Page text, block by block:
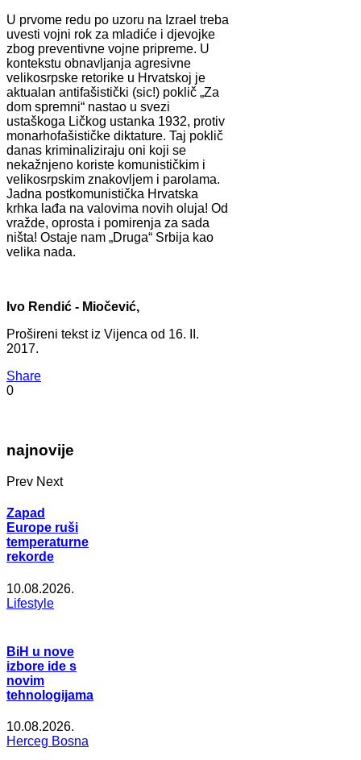
U prvome redu po uzoru na Izrael treba
uvesti vojni rok za mladiće i djevojke
zbog preventivne vojne pripreme. U
kontekstu obnavljanja agresivne
velikosrpske retorike u Hrvatskoj je
aktualan antifašistički (sic!) poklič „Za
dom spremni“ nastao u svezi
ustaškoga Ličkog ustanka 1932, protiv
monarhofašističke diktature. Taj poklič
danas kriminaliziraju oni koji se
nekažnjeno koriste komunističkim i
velikosrpskim znakovljem i parolama.
Jadna postkomunistička Hrvatska
krhka lađa na valovima novih oluja! Od
vražde, oprosta i pomirenja za sada
ništa! Ostaje nam „Druga“ Srbija kao
velika nada.
Ivo Rendić - Miočević,
Prošireni tekst iz Vijenca od 16. II.
2017.
Share
0
najnovije
Prev Next
Zapad
Europe ruši
temperaturne
rekorde
10.08.2026.
Lifestyle
BiH u nove
izbore ide s
novim
tehnologijama
10.08.2026.
Herceg Bosna